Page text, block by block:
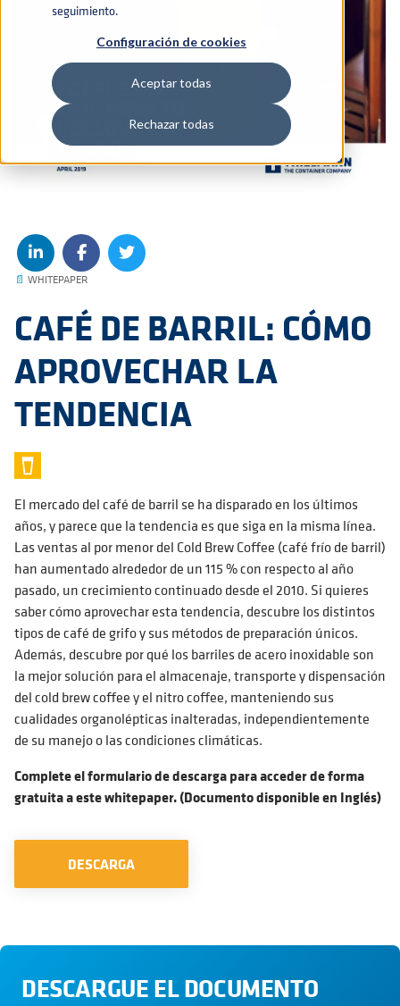
seguimiento.
Configuración de cookies
Aceptar todas
Rechazar todas
📄 WHITEPAPER
CAFÉ DE BARRIL: CÓMO
APROVECHAR LA
TENDENCIA
El mercado del café de barril se ha disparado en los últimos
años, y parece que la tendencia es que siga en la misma línea.
Las ventas al por menor del Cold Brew Coffee (café frío de barril)
han aumentado alrededor de un 115 % con respecto al año
pasado, un crecimiento continuado desde el 2010. Si quieres
saber cómo aprovechar esta tendencia, descubre los distintos
tipos de café de grifo y sus métodos de preparación únicos.
Además, descubre por qué los barriles de acero inoxidable son
la mejor solución para el almacenaje, transporte y dispensación
del cold brew coffee y el nitro coffee, manteniendo sus
cualidades organolépticas inalteradas, independientemente
de su manejo o las condiciones climáticas.
Complete el formulario de descarga para acceder de forma
gratuita a este whitepaper. (Documento disponible en Inglés)
DESCARGA
DESCARGUE EL DOCUMENTO